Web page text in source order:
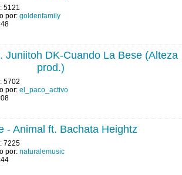
5121
por: goldenfamily
Juniitoh DK-Cuando La Bese (Alteza
prod.)
5702
por: el_paco_activo
- Animal ft. Bachata Heightz
7225
por: naturalemusic